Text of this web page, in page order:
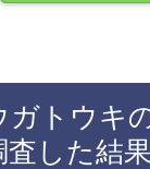
ガトウキ
した結果